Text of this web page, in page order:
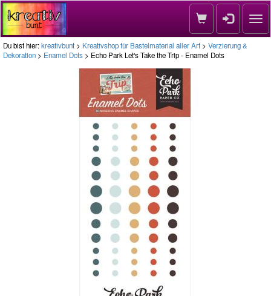
Du bist hier:kreativbunt > Kreativshop für Bastelmaterial aller Art > Verzierung &
Dekoration > Enamel Dots > Echo Park Let's Take the Trip - Enamel Dots